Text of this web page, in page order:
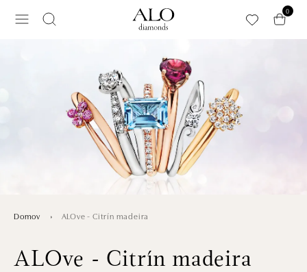
0
Domov ALOve - Citrín madeira
ALOve - Citrín madeira